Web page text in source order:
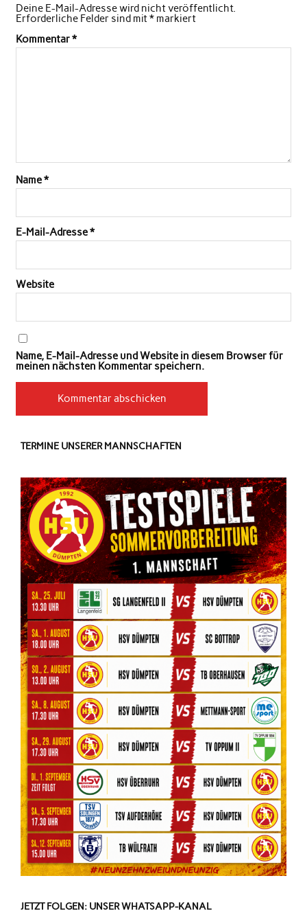
Deine E-Mail-Adresse wird nicht veröffentlicht.
Erforderliche Felder sind mit*markiert
Kommentar*
Name*
E-Mail-Adresse*
Website
Name, E-Mail-Adresse und Website in diesem Browser für
meinen nächsten Kommentar speichern.
TERMINE UNSERER MANNSCHAFTEN
JETZT FOLGEN: UNSER WHATSAPP-KANAL